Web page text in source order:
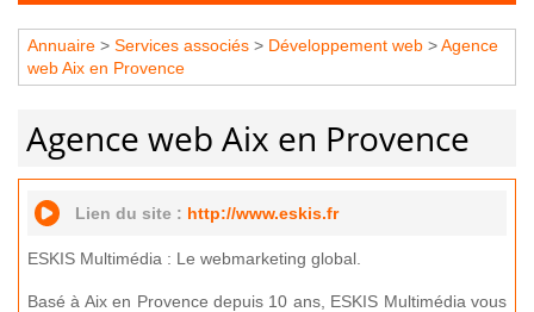
Annuaire > Services associés > Développement web >Agence
web Aix en Provence
Agence web Aix en Provence
Lien du site : http://www.eskis.fr
ESKIS Multimédia : Le webmarketing global.
Basé à Aix en Provence depuis 10 ans, ESKIS Multimédia vous